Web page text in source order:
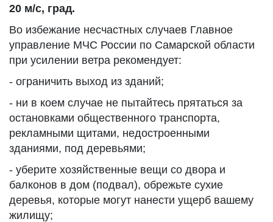
20 м/с, град.
Во избежание несчастных случаев Главное
управление МЧС России по Самарской области
при усилении ветра рекомендует:
- ограничить выход из зданий;
- ни в коем случае не пытайтесь прятаться за
остановками общественного транспорта,
рекламными щитами, недостроенными
зданиями, под деревьями;
- уберите хозяйственные вещи со двора и
балконов в дом (подвал), обрежьте сухие
деревья, которые могут нанести ущерб вашему
жилищу;